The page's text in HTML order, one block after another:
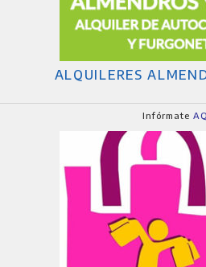
ALQUILERES
Infórmate